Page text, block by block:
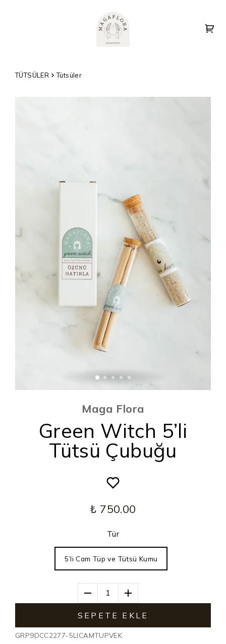
TÜTSÜLER Tütsüler
Maga Flora
Green Witch 5’li
Tütsü Çubuğu
₺ 750.00
Tür
5’li Cam Tüp ve Tütsü Kumu
1
SEPETE EKLE
GRP9DCC2277-5LICAMTUPVEK